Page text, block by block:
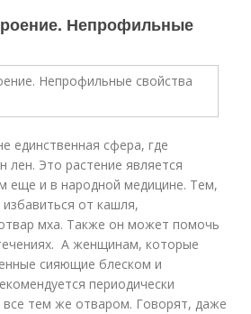
Непрофильные
единственная сфера, где
лен. Это растение является
еще и в народной медицине. Тем,
от кашля,
мха. Также он может помочь
А женщинам, которые
сияющие блеском и
периодически
все тем же отваром. Говорят, даже